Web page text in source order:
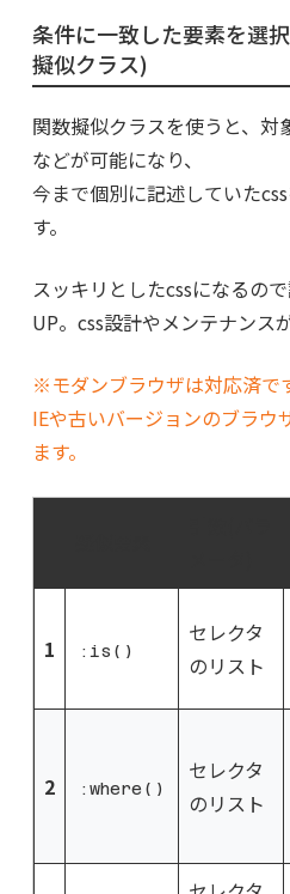
条件に一致した要素を選
擬似クラス)
関数擬似クラスを使うと、
などが可能になり、
今まで個別に記述していた
す。
スッキリとしたcssになるの
UP。css設計やメンテナンス
※モダンブラウザは対応済で
IEや古いバージョンのブラウ
ます。
1 :is()
セレクタ
のリスト
2 :where()
セレクタ
のリスト